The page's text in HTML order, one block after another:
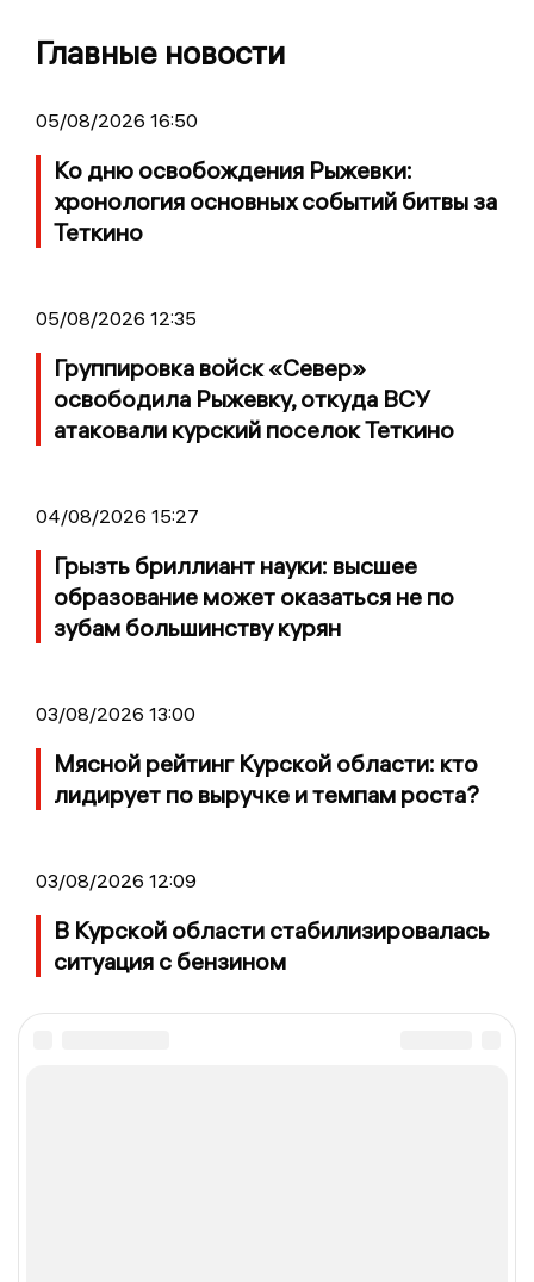
Главные новости
05/08/2026 16:50
Ко дню освобождения Рыжевки:
хронология основных событий битвы за
Теткино
05/08/2026 12:35
Группировка войск «Север»
освободила Рыжевку, откуда ВСУ
атаковали курский поселок Теткино
04/08/2026 15:27
Грызть бриллиант науки: высшее
образование может оказаться не по
зубам большинству курян
03/08/2026 13:00
Мясной рейтинг Курской области: кто
лидирует по выручке и темпам роста?
03/08/2026 12:09
В Курской области стабилизировалась
ситуация с бензином